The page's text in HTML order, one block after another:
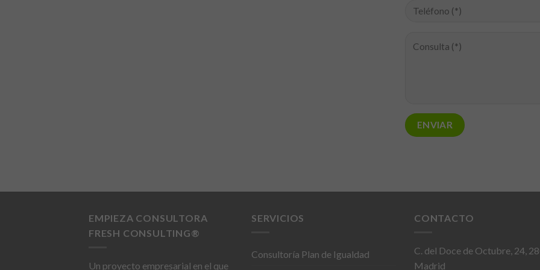
EMPIEZA CONSULTORA
FRESH CONSULTING®
Un proyecto empresarial en el que
SERVICIOS
Consultoría Plan de Igualdad
CONTACTO
C. del Doce de Octubre, 24,
Madrid